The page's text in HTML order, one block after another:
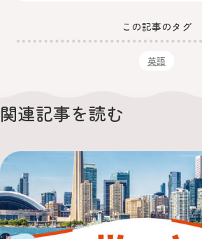
この記事のタグ
英語
関連記事を読む